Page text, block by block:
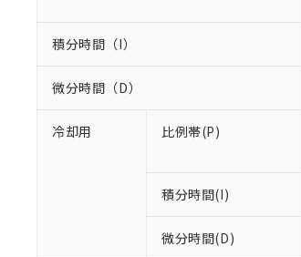
積分時間（I）
微分時間（D）
冷却用 比例帯(P)
積分時間(I)
微分時間(D)